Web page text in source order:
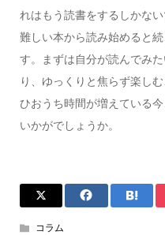
れはもう読書をするしかな
難しい本から読み始めると
す。まずは自分が読んでみ
り、ゆっくりと焦らず楽し
ひおうち時間が増えている
いかがでしょうか。
コラム